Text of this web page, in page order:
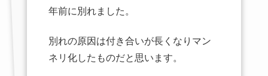
年前に別れました。
別れの原因は付き合いが長くなりマン
ネリ化したものだと思います。